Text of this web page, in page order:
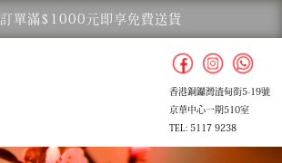
訂單滿$1000元即享免費送貨
香港銅鑼灣渣甸街5-19號
京華中心一期510室
TEL: 5117 9238